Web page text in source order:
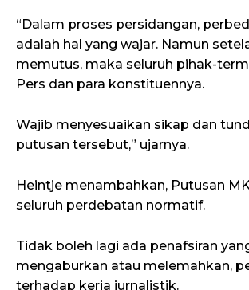
“Dalam proses persidangan,
adalah hal yang wajar. Namun
memutus, maka seluruh pihak-
Pers dan para konstituennya.
Wajib menyesuaikan sikap dan
putusan tersebut,” ujarnya.
Heintje menambahkan, Putusan
seluruh perdebatan normatif.
Tidak boleh lagi ada penafsiran
mengaburkan atau melemahkan,
terhadap kerja jurnalistik.